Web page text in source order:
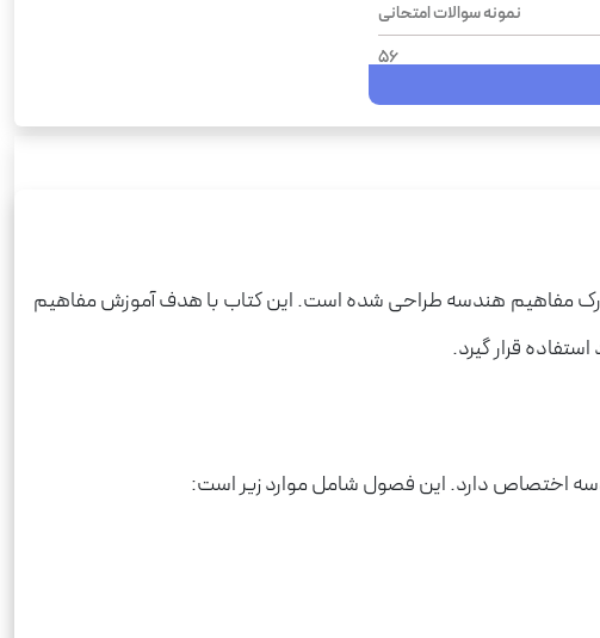
نمونه سوالات امتحانی
56
1404
مفاهیم هندسه طراحی شده است. این کتاب با هدف آموزش مفاهیم
قرار گیرد.
اختصاص دارد. این فصول شامل موارد زیر است: